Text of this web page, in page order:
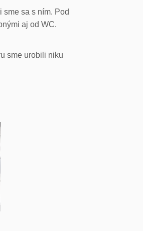
sa s ním. Pod
aj od WC.
sme urobili niku